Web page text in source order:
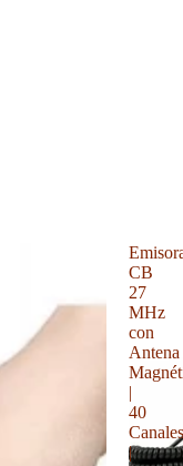
CB
27
MHz
con
Antena
|
40
Canales
|